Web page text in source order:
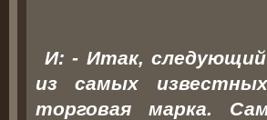
И: - Итак, следующий
из самых
торговая марка.